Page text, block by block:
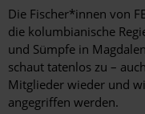
Die Fischer*innen von
die kolumbianische
und Sümpfe in
schaut tatenlos zu –
Mitglieder wieder und
angegriffen werden.